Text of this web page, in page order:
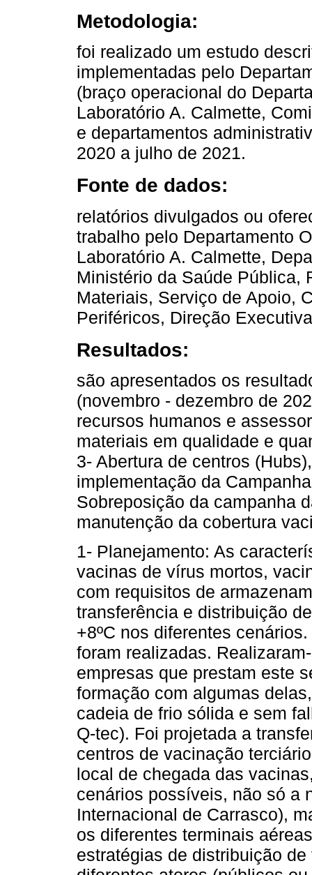
Metodologia:
foi realizado um estudo
implementadas pelo
(braço operacional do
Laboratório A. Calmette,
e departamentos
2020 a julho de 2021.
Fonte de dados:
relatórios divulgados ou
trabalho pelo Departamento
Laboratório A. Calmette,
Ministério da Saúde Pública,
Materiais, Serviço de Apoio,
Periféricos, Direção
Resultados:
são apresentados os
(novembro - dezembro de
recursos humanos e
materiais em qualidade e
3- Abertura de centros
implementação da
Sobreposição da campanha
manutenção da cobertura
1- Planejamento: As
vacinas de vírus mortos,
com requisitos de
transferência e distribuição
+8ºC nos diferentes
foram realizadas.
empresas que prestam este
formação com algumas
cadeia de frio sólida e sem
Q-tec). Foi projetada a
centros de vacinação
local de chegada das
cenários possíveis, não só a
Internacional de Carrasco),
os diferentes terminais
estratégias de distribuição